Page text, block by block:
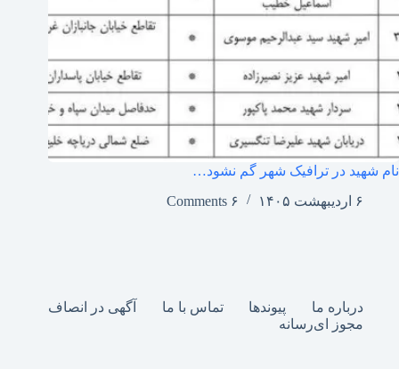
نام شهید در ترافیک شهر گم نشود…
۶ اردیبهشت ۱۴۰۵
۶ Comments
درباره ما پیوندها تماس با ما
آگهی در انصاف
مجوز ای‌رسانه